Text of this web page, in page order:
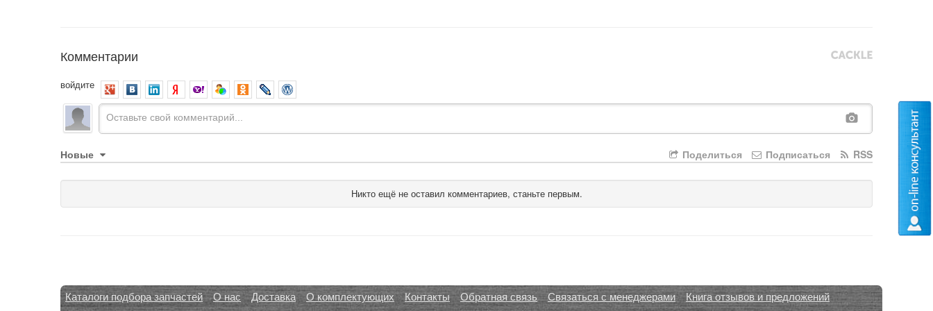
Комментарии
войдите
Новые RSS
Подписаться
Поделиться
Никто ещё не оставил комментариев, станьте первым.
Каталоги подбора запчастей О нас Доставка О комплектующих Контакты Обратная связь Связаться с менеджерами
Книга отзывов и предложений